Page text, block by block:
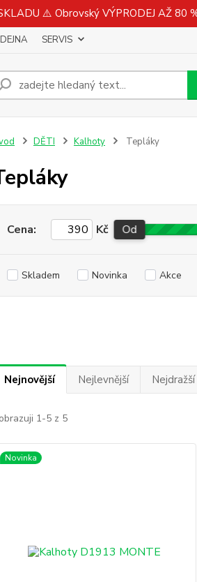
⚠️ Obrovský VÝPRODEJ AŽ 80
SERVIS
DĚTI Kalhoty Tepláky
Cena: Kč Od
Skladem Novinka Akce
Nejnovější Nejlevnější Nejdražší
1-5 z 5
Novinka